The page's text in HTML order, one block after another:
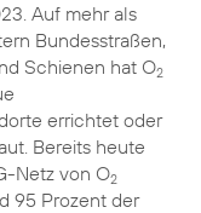
Auf mehr als
Bundesstraßen,
Schienen hat O2
errichtet oder
Bereits heute
Netz von O2
95 Prozent der